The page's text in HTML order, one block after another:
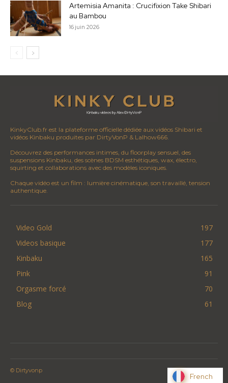
Artemisia Amanita : Crucifixion Take Shibari
au Bambou
16 juin 2026
KinkyClub.fr est la plateforme officielle dédiée aux vidéos Shibari et
vidéos Kinbaku produites par DirtyVonP & Lalhow666.
Découvrez des performances intimes, du floorplay sensuel, des
suspensions Kinbaku, des scènes BDSM esthétiques, wax, électro,
squirting et collaborations avec des modèles iconiques.
Chaque vidéo est un film : lumière cinématique, son travaillé, tension
authentique.
Video Gold
197
Videos basique
177
Kinbaku
165
Pink
91
Orgasme forcé
70
Blog
61
© Dirtyvonp
French
French